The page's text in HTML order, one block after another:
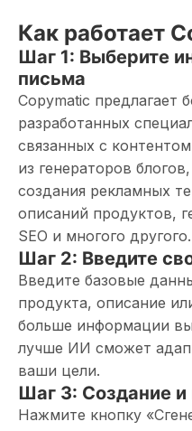
Как работает
Шаг 1: Выберите
письма
Copymatic предлагает
разработанных
связанных с
из генераторов
создания рекламных
описаний продуктов,
SEO и многого другого.
Шаг 2: Введите
Введите базовые
продукта, описание
больше информации
лучше ИИ сможет
ваши цели.
Шаг 3: Создание и
Нажмите кнопку